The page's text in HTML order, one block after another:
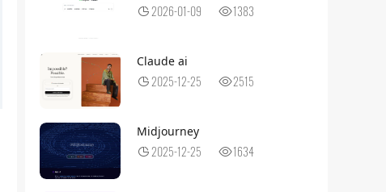
2026-01-09 1383
Claude ai
2025-12-25 2515
Midjourney
2025-12-25 1634